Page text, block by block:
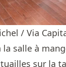
/ Via
la salle à
sur la